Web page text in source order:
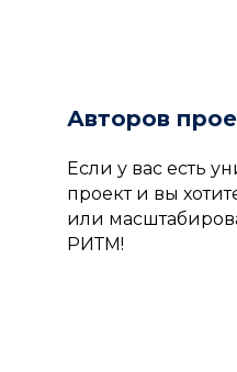
Авторов
Если у вас есть
проект и вы
или
РИТМ!